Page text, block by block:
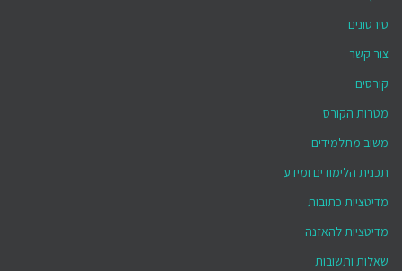
סירטונים
צור קשר
קורסים
מטרות הקורס
משוב מתלמידים
תכנית הלימודים ומידע
מדיטציות כתובות
מדיטציות להאזנה
שאלות ותשובות